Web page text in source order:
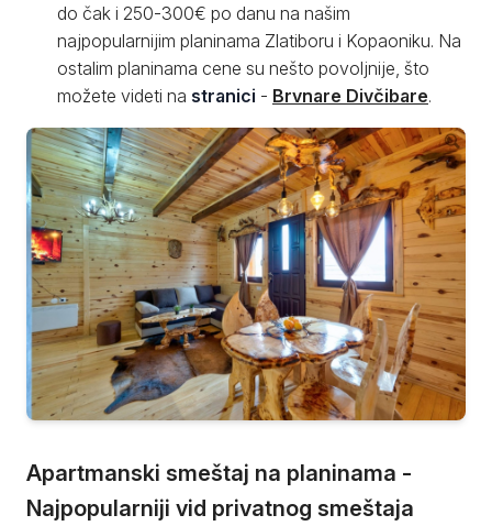
do čak i 250-300€ po danu na našim
najpopularnijim planinama Zlatiboru i Kopaoniku. Na
ostalim planinama cene su nešto povoljnije, što
možete videti na stranici - Brvnare Divčibare.
Apartmanski smeštaj na planinama -
Najpopularniji vid privatnog smeštaja